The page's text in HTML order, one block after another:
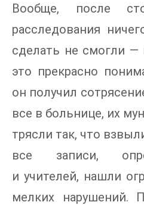
Вообще, после
расследования
сделать не смогли
это прекрасно
он получил
все в больнице, их
трясли так, что
все записи,
и учителей, нашли
мелких нарушений.